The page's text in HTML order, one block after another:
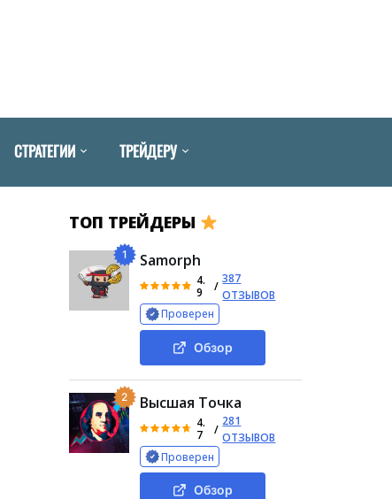
СТРАТЕГИИ ТРЕЙДЕРУ
ТОП ТРЕЙДЕРЫ
1 Samorph
4.
9
/
387
ОТЗЫВОВ
Проверен
Обзор
2 Высшая Точка
4.
7
/
281
ОТЗЫВОВ
Проверен
Обзор